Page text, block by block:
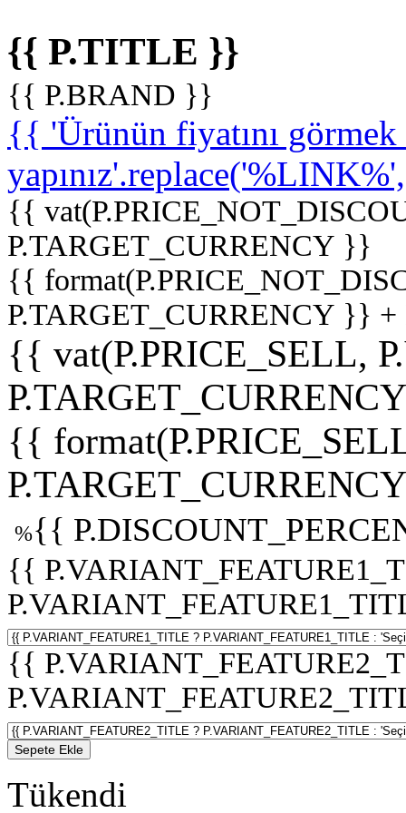
{{ P.TITLE }}
{{ P.BRAND }}
{{ 'Ürünün fiyatını
{{
P.TARGET_CURRENCY }}
{{
P.TARGET_CURRENCY }}
{{ vat(P.PRICE_SELL,
{{
%{{
{{
{{
Sepete Ekle
Tükendi